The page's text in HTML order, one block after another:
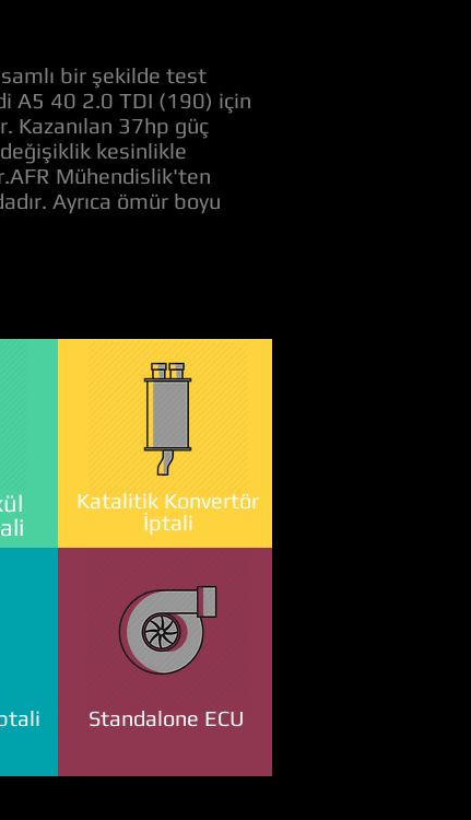
bir şekilde test
A5 40 2.0 TDI (190) için
Kazanılan 37hp güç
değişiklik kesinlikle
Mühendislik'ten
Ayrıca ömür boyu
Katalitik Konvertör
İptali
Standalone ECU